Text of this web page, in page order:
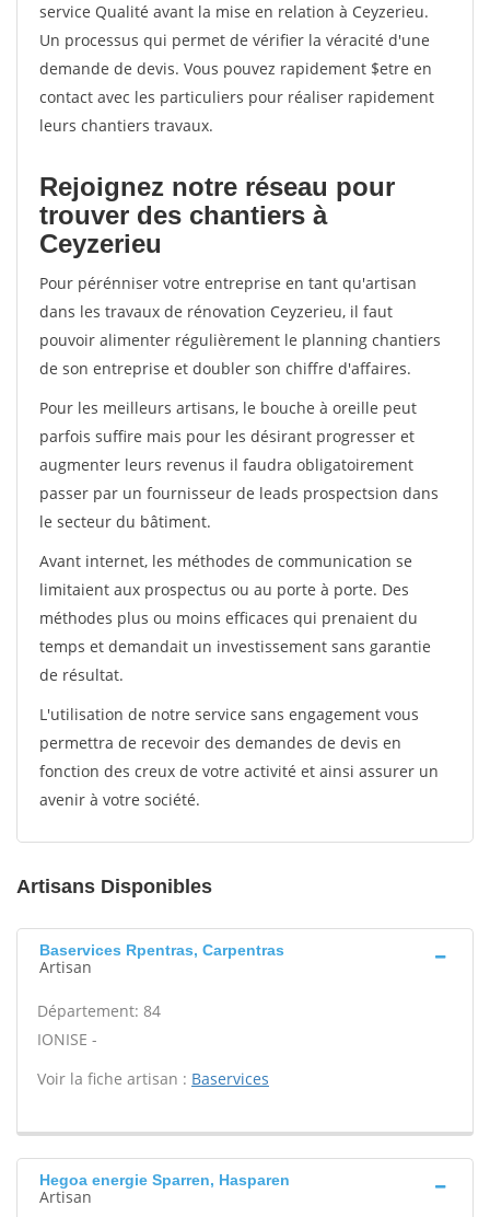
service Qualité avant la mise en relation à Ceyzerieu.
Un processus qui permet de vérifier la véracité d'une
demande de devis. Vous pouvez rapidement $etre en
contact avec les particuliers pour réaliser rapidement
leurs chantiers travaux.
Rejoignez notre réseau pour
trouver des chantiers à
Ceyzerieu
Pour pérénniser votre entreprise en tant qu'artisan
dans les travaux de rénovation Ceyzerieu, il faut
pouvoir alimenter régulièrement le planning chantiers
de son entreprise et doubler son chiffre d'affaires.
Pour les meilleurs artisans, le bouche à oreille peut
parfois suffire mais pour les désirant progresser et
augmenter leurs revenus il faudra obligatoirement
passer par un fournisseur de leads prospectsion dans
le secteur du bâtiment.
Avant internet, les méthodes de communication se
limitaient aux prospectus ou au porte à porte. Des
méthodes plus ou moins efficaces qui prenaient du
temps et demandait un investissement sans garantie
de résultat.
L'utilisation de notre service sans engagement vous
permettra de recevoir des demandes de devis en
fonction des creux de votre activité et ainsi assurer un
avenir à votre société.
Artisans Disponibles
Baservices Rpentras, Carpentras
Artisan
Département: 84
IONISE -
Voir la fiche artisan : Baservices
Hegoa energie Sparren, Hasparen
Artisan